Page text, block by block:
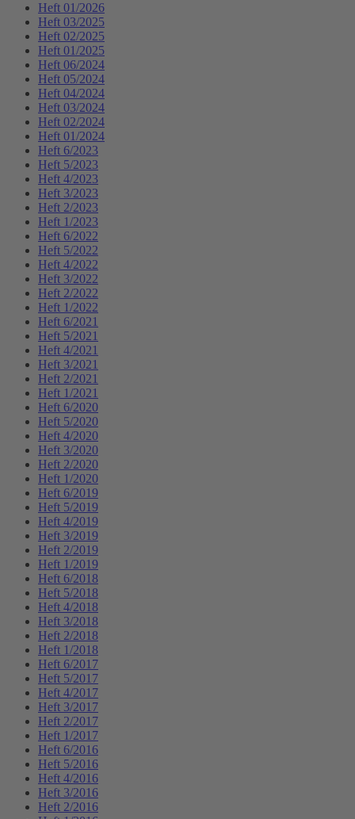
Heft 01/2026
Heft 03/2025
Heft 02/2025
Heft 01/2025
Heft 06/2024
Heft 05/2024
Heft 04/2024
Heft 03/2024
Heft 02/2024
Heft 01/2024
Heft 6/2023
Heft 5/2023
Heft 4/2023
Heft 3/2023
Heft 2/2023
Heft 1/2023
Heft 6/2022
Heft 5/2022
Heft 4/2022
Heft 3/2022
Heft 2/2022
Heft 1/2022
Heft 6/2021
Heft 5/2021
Heft 4/2021
Heft 3/2021
Heft 2/2021
Heft 1/2021
Heft 6/2020
Heft 5/2020
Heft 4/2020
Heft 3/2020
Heft 2/2020
Heft 1/2020
Heft 6/2019
Heft 5/2019
Heft 4/2019
Heft 3/2019
Heft 2/2019
Heft 1/2019
Heft 6/2018
Heft 5/2018
Heft 4/2018
Heft 3/2018
Heft 2/2018
Heft 1/2018
Heft 6/2017
Heft 5/2017
Heft 4/2017
Heft 3/2017
Heft 2/2017
Heft 1/2017
Heft 6/2016
Heft 5/2016
Heft 4/2016
Heft 3/2016
Heft 2/2016